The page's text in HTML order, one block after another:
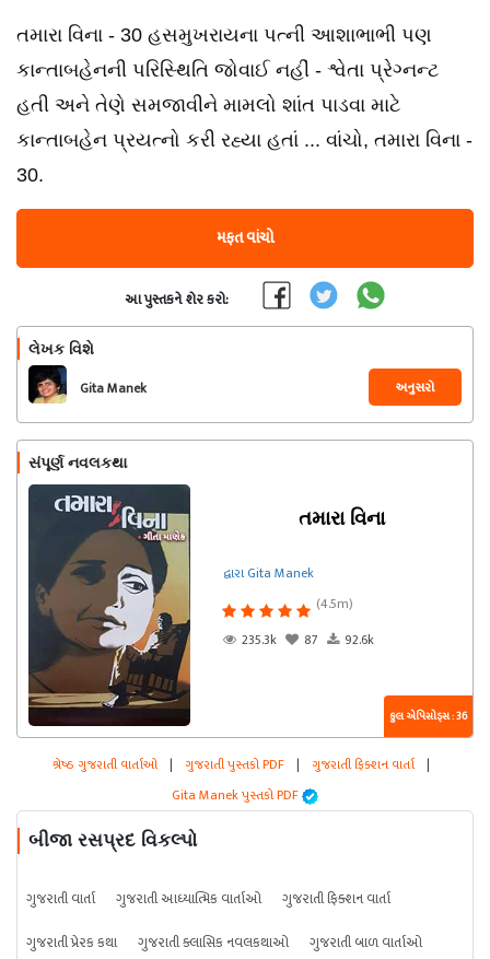
તમારા વિના - 30 હસમુખરાયના પત્ની આશાભાભી પણ
કાન્તાબહેનની પરિસ્થિતિ જોવાઈ નહીં - શ્વેતા પ્રેગ્નન્ટ
હતી અને તેણે સમજાવીને મામલો શાંત પાડવા માટે
કાન્તાબહેન પ્રયત્નો કરી રહ્યા હતાં ... વાંચો, તમારા વિના -
30.
મફત વાંચો
આ પુસ્તકને શેર કરો:
લેખક વિશે
Gita Manek અનુસરો
સંપૂર્ણ નવલકથા
તમારા વિના
દ્વારા Gita Manek
(4.5m)
235.3k
87 92.6k
કુલ એપિસોડ્સ : 36
શ્રેષ્ઠ ગુજરાતી વાર્તાઓ | ગુજરાતી પુસ્તકો PDF | ગુજરાતી ફિક્શન વાર્તા |
Gita Manek પુસ્તકો PDF
બીજા રસપ્રદ વિકલ્પો
ગુજરાતી વાર્તા ગુજરાતી આધ્યાત્મિક વાર્તાઓ
ગુજરાતી ફિક્શન વાર્તા
ગુજરાતી પ્રેરક કથા
ગુજરાતી ક્લાસિક નવલકથાઓ ગુજરાતી બાળ વાર્તાઓ